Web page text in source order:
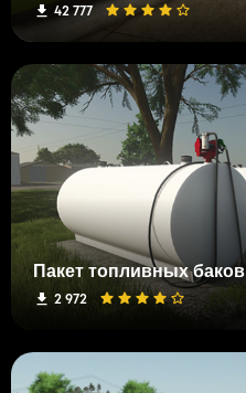
42 777
Пакет топливных баков
2 972